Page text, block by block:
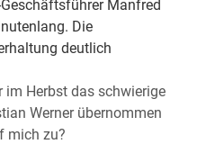
Manfred
Die
deutlich
im Herbst das schwierige
Werner übernommen
mich zu?